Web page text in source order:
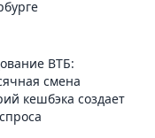
ВТБ:
смена
кешбэка создает